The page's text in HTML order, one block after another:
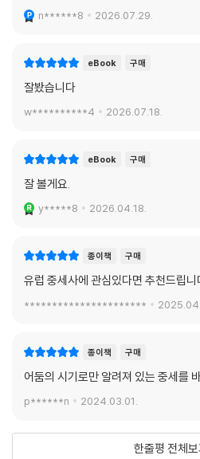
n******8 2026.07.29.
eBook 구매
잘봤습니다
w**********4 2026.07.18.
eBook 구매
잘 볼게요.
y*****8 2026.04.18.
종이책 구매
유럽 중세사에 관심있다면 추천드립니
**********************
종이책 구매
어둠의 시기로만 알려져 있는 중세를
p******n 2024.03.01.
한줄평 전체보